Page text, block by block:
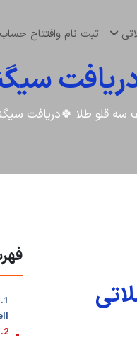
ثبت نام وافتتاح حساب
سه قلو طلا 🍀دریافت
2. شرایط استفاده از استراتژی کف سه قلو طلا -